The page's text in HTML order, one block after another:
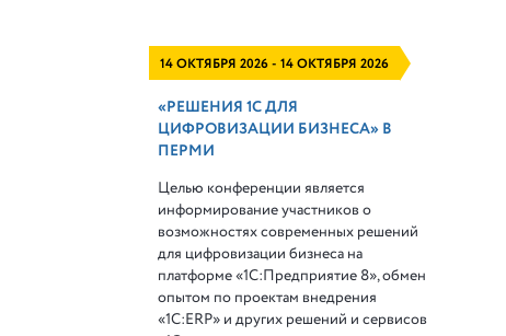
14 ОКТЯБРЯ 2026 - 14 ОКТЯБРЯ 2026
«РЕШЕНИЯ 1С ДЛЯ
ЦИФРОВИЗАЦИИ БИЗНЕСА» В
ПЕРМИ
Целью конференции является
информирование участников о
возможностях современных решений
для цифровизации бизнеса на
платформе «1С:Предприятие 8», обмен
опытом по проектам внедрения
«1С:ERP» и других решений и сервисов